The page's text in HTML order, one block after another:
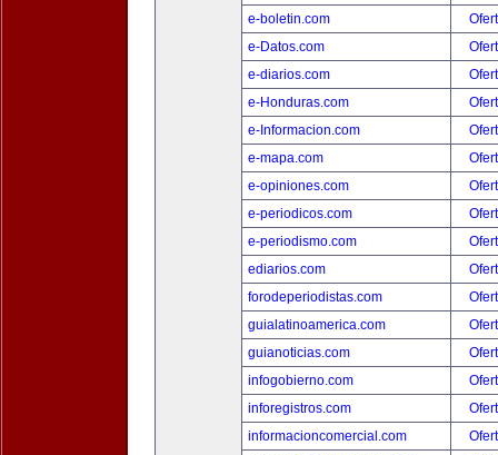
e-boletin.com
e-Datos.com
e-diarios.com
e-Honduras.com
e-Informacion.com
e-mapa.com
e-opiniones.com
e-periodicos.com
e-periodismo.com
ediarios.com
forodeperiodistas.com
guialatinoamerica.com
guianoticias.com
infogobierno.com
inforegistros.com
informacioncomercial.com